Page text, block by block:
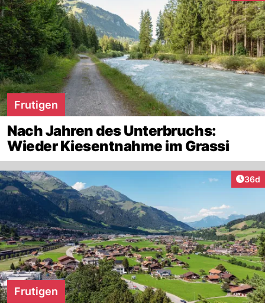
Frutigen
Nach Jahren des Unterbruchs:
Wieder Kiesentnahme im Grassi
36d
Frutigen